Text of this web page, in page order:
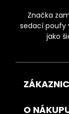
Značka
sedací poufy
jako
O